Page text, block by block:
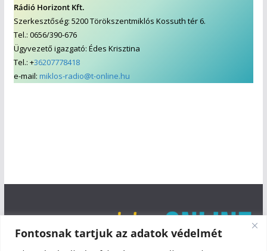
Fontosnak tartjuk az adatok védelmét
Rádió Horizont Kft.
Szerkesztőség: 5200 Törökszentmiklós Kossuth tér 6.
Tel.: 0656/390-676
Ügyvezető igazgató: Édes Krisztina
Tel.: +36207778418
e-mail: miklos-radio@t-online.hu